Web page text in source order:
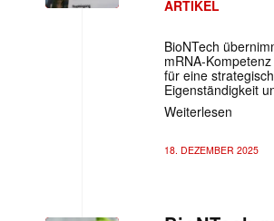
ARTIKEL
BioNTech
mRNA-
für eine
Eigenständigkeit
Weiterlesen
18. DEZEMBER 2025